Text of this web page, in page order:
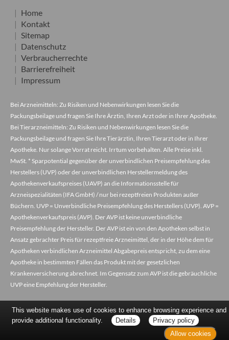
Home
Kontakt
Sitemap
Datenschutz
Verbraucherrechte
Barrierefreiheit
Impressum
Bei Arzneimitteln: Zu Risiken und Nebenwirkungen lesen Sie die
Packungsbeilage und fragen Sie Ihre Ärztin, Ihren Arzt oder in Ihrer Apotheke.
Bei Tierarzneimitteln: Zu Risiken und Nebenwirkungen lesen Sie die
Packungsbeilage und fragen Sie Ihre Tierärztin, Ihren Tierarzt oder in Ihrer
Apotheke. Nur solange Vorrat reicht. Irrtum vorbehalten. Alle Preise inkl.
MwSt. * Sparpotential gegenüber der unverbindlichen Preisempfehlung des
Herstellers (UVP) oder der unverbindlichen Herstellermeldung des
Apothekenverkaufspreises (UAVP) an die Informationsstelle für
Arzneispezialitäten (IFA GmbH) / nur bei rezeptfreien Produkten außer
Büchern. UVP = Unverbindliche Preisempfehlung des Herstellers (UVP). AVP =
Apothekenverkaufspreis (AVP). Der AVP ist keine unverbindliche
Preisempfehlung der Hersteller. Der AVP ist ein von den Apotheken selbst in
Ansatz gebrachter Preis für rezeptfreie Arzneimittel, der in der Höhe dem für
Apotheken verbindlichen Arzneimittel Abgabepreis entspricht, zu dem eine
Apotheke in bestimmten Fällen das Produkt mit der gesetzlichen
Krankenversicherung abrechnet. Im Gegensatz zum AVP ist die gebräuchliche
UVP eine Empfehlung der Hersteller.
This website makes use of cookies to enhance browsing experience and
provide additional functionality.
Details
Privacy policy
Allow cookies